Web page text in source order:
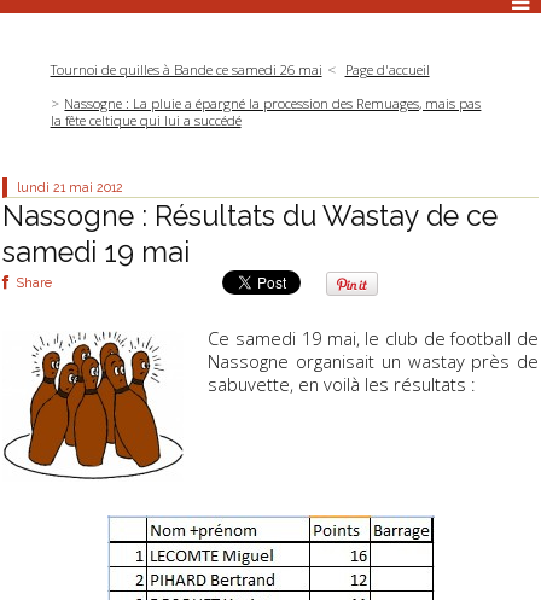
Tournoi de quilles à Bande ce samedi 26 mai
Page d'accueil
Nassogne : La pluie a épargné la procession des Remuages, mais pas
la fête celtique qui lui a succédé
lundi 21 mai 2012
Nassogne : Résultats du Wastay de ce
samedi 19 mai
Share
Ce samedi 19 mai, le club de football de
Nassogne organisait un wastay près de
sabuvette, en voilà les résultats :